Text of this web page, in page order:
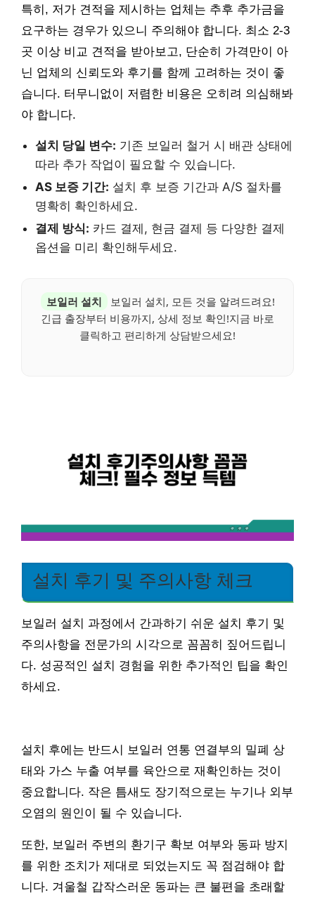
특히, 저가 견적을 제시하는 업체는 추후 추가금을
요구하는 경우가 있으니 주의해야 합니다. 최소 2-3
곳 이상 비교 견적을 받아보고, 단순히 가격만이 아
닌 업체의 신뢰도와 후기를 함께 고려하는 것이 좋
습니다. 터무니없이 저렴한 비용은 오히려 의심해봐
야 합니다.
설치 당일 변수: 기존 보일러 철거 시 배관 상태에
따라 추가 작업이 필요할 수 있습니다.
AS 보증 기간: 설치 후 보증 기간과 A/S 절차를
명확히 확인하세요.
결제 방식: 카드 결제, 현금 결제 등 다양한 결제
옵션을 미리 확인해두세요.
보일러 설치
보일러 설치, 모든 것을 알려드려요!
긴급 출장부터 비용까지, 상세 정보 확인!지금 바로
클릭하고 편리하게 상담받으세요!
설치 후기 및 주의사항 체크
보일러 설치 과정에서 간과하기 쉬운 설치 후기 및
주의사항을 전문가의 시각으로 꼼꼼히 짚어드립니
다. 성공적인 설치 경험을 위한 추가적인 팁을 확인
하세요.
설치 후에는 반드시 보일러 연통 연결부의 밀폐 상
태와 가스 누출 여부를 육안으로 재확인하는 것이
중요합니다. 작은 틈새도 장기적으로는 누기나 외부
오염의 원인이 될 수 있습니다.
또한, 보일러 주변의 환기구 확보 여부와 동파 방지
를 위한 조치가 제대로 되었는지도 꼭 점검해야 합
니다. 겨울철 갑작스러운 동파는 큰 불편을 초래할